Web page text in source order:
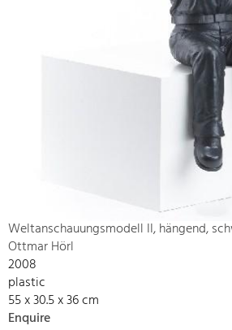
Weltanschauungsmodell II, hängend,
Ottmar Hörl
2008
plastic
55 x 30.5 x 36 cm
Enquire